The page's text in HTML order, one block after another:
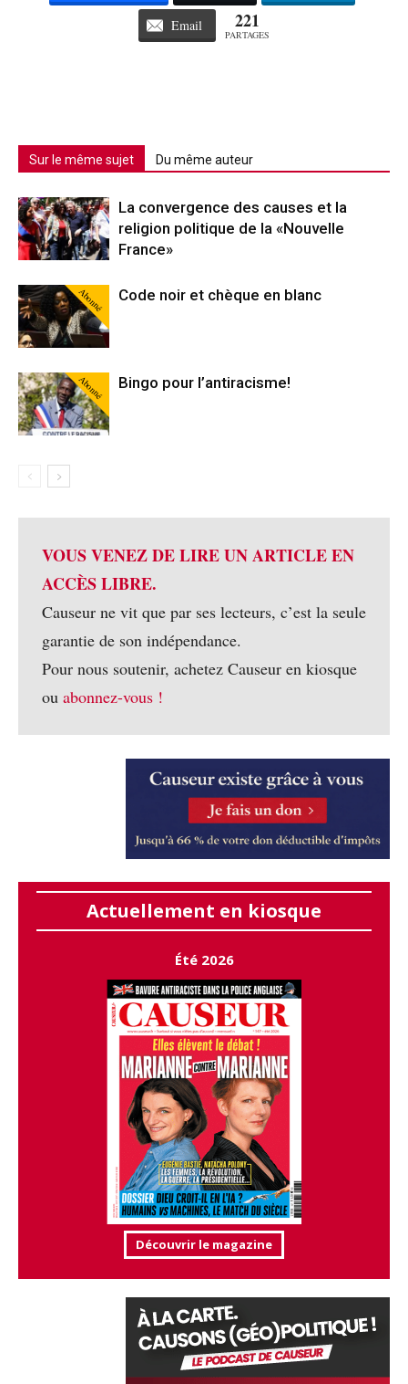
Email 221
PARTAGES
Sur le même sujet Du même auteur
La convergence des causes et la
religion politique de la «Nouvelle
France»
Abonné Code noir et chèque en blanc
Abonné Bingo pour l’antiracisme!
VOUS VENEZ DE LIRE UN ARTICLE EN
ACCÈS LIBRE.
Causeur ne vit que par ses lecteurs, c’est la seule
garantie de son indépendance.
Pour nous soutenir, achetez Causeur en kiosque
ou abonnez-vous !
Actuellement en kiosque
Été 2026
Découvrir le magazine